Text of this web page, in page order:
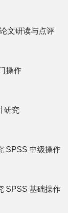
文研读与点评
操作
研究
SPSS 中级操作
SPSS 基础操作